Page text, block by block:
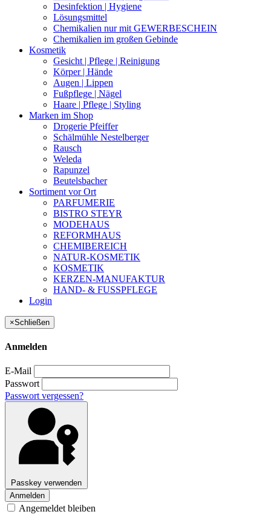
Desinfektion | Hygiene
Lösungsmittel
Chemikalien nur mit GEWERBESCHEIN
Chemikalien im großen Gebinde
Kosmetik
Gesicht | Pflege | Reinigung
Körper | Hände
Augen | Lippen
Fußpflege | Nägel
Haare | Pflege | Styling
Marken im Shop
Drogerie Pfeiffer
Schälmühle Nestelberger
Rausch
Weleda
Rapunzel
Beutelsbacher
Sortiment vor Ort
PARFUMERIE
BISTRO STEYR
MODEHAUS
REFORMHAUS
CHEMIBEREICH
NATUR-KOSMETIK
KOSMETIK
KERZEN-MANUFAKTUR
HAND- & FUSSPFLEGE
Login
×Schließen
Anmelden
E-Mail
Passwort
Passwort vergessen?
Passkey verwenden
Anmelden
Angemeldet bleiben